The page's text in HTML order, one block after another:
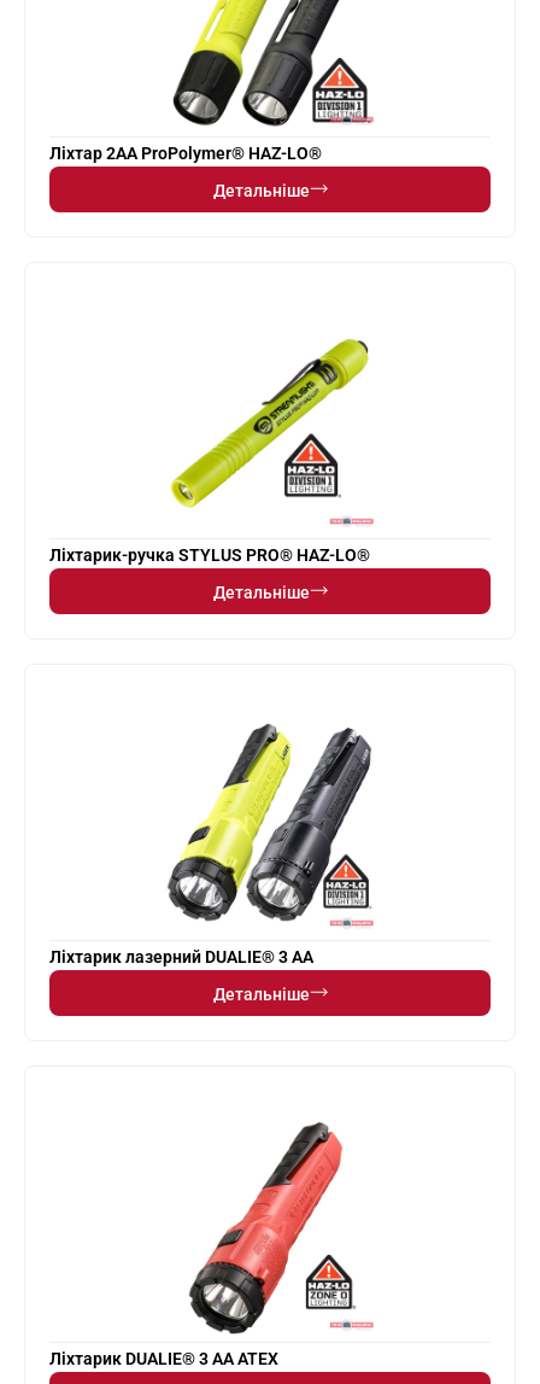
Ліхтар 2AA ProPolymer® HAZ-LO®
Детальніше
Ліхтарик-ручка STYLUS PRO® HAZ-LO®
Детальніше
Ліхтарик лазерний DUALIE® 3 AA
Детальніше
Ліхтарик DUALIE® 3 AA ATEX